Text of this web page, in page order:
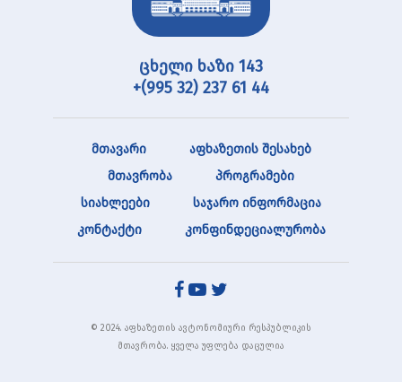
ცხელი ხაზი 143
+(995 32) 237 61 44
მთავარი
აფხაზეთის შესახებ
მთავრობა
პროგრამები
სიახლეები
საჯარო ინფორმაცია
კონტაქტი
კონფინდეციალურობა
© 2024. აფხაზეთის ავტონომიური რესპუბლიკის
მთავრობა. ყველა უფლება დაცულია